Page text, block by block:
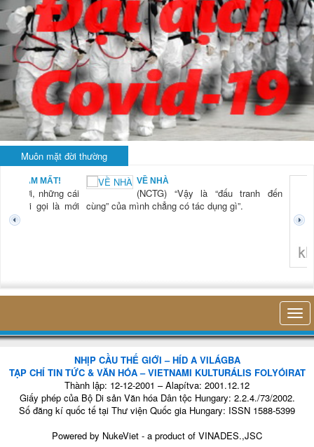
Muôn mặt đời thường
NAM MẤT!
“Xời, những cái
mới gọi là mới
VỀ NHÀ
(NCTG) “Vậy là “đấu tranh đến
cùng” của mình chẳng có tác dụng gì”.
NHỊP CẦU THẾ GIỚI – HÍD A VILÁGBA
TẠP CHÍ TIN TỨC & VĂN HÓA – VIETNAMI KULTURÁLIS FOLYÓIRAT
Thành lập: 12-12-2001 – Alapítva: 2001.12.12
Giấy phép của Bộ Di sản Văn hóa Dân tộc Hungary: 2.2.4./73/2002.
Số đăng kí quốc tế tại Thư viện Quốc gia Hungary: ISSN 1588-5399
Powered by NukeViet - a product of VINADES.,JSC